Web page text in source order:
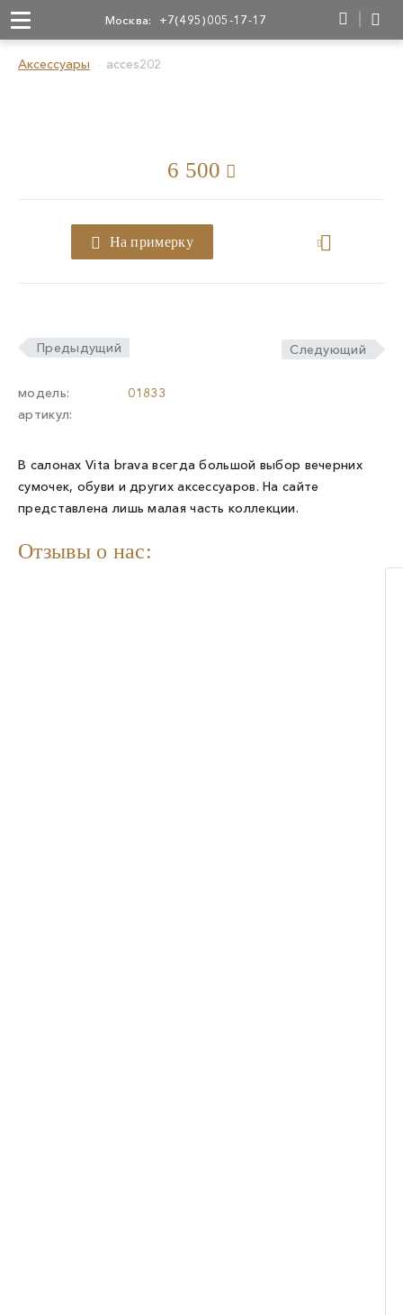
Москва: +7(495)005-17-17
Аксессуары acces202
6 500
На примерку
Предыдущий Следующий
модель:
01833
артикул:
В салонах Vita brava всегда большой выбор вечерних
сумочек, обуви и других аксессуаров. На сайте
представлена лишь малая часть коллекции.
Отзывы о нас: